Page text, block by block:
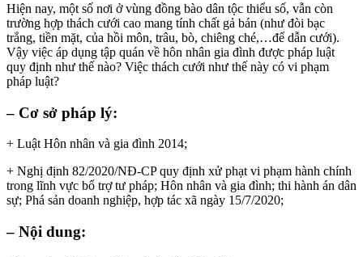
Hiện nay, một số nơi ở vùng đồng bào dân tộc thiểu số, vẫn còn
trường hợp thách cưới cao mang tính chất gả bán (như đòi bạc
trắng, tiền mặt, của hồi môn, trâu, bò, chiêng ché,…để dẫn cưới).
Vậy việc áp dụng tập quán về hôn nhân gia đình được pháp luật
quy định như thế nào? Việc thách cưới như thế này có vi phạm
pháp luật?
– Cơ sở pháp lý:
+ Luật Hôn nhân và gia đình 2014;
+ Nghị định 82/2020/NĐ-CP quy định xử phạt vi phạm hành chính
trong lĩnh vực bổ trợ tư pháp; Hôn nhân và gia đình; thi hành án dân
sự; Phá sản doanh nghiệp, hợp tác xã ngày 15/7/2020;
– Nội dung: